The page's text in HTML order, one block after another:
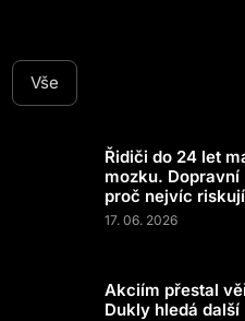
Vše
Řidiči do 24 let
mozku.
proč nejvíc riskují
17. 06. 2026
Akciím přestal
Dukly hledá